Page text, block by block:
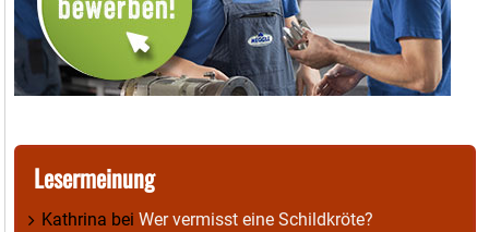
Lesermeinung
Kathrina bei Wer vermisst eine Schildkröte?